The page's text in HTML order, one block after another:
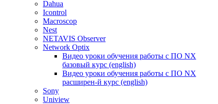
Dahua
Icontrol
Macroscop
Nest
NETAVIS Observer
Network Optix
Видео уроки обучения работы с ПО NX
базовый курс (english)
Видео уроки обучения работы с ПО NX
расширен-й курс (english)
Sony
Uniview